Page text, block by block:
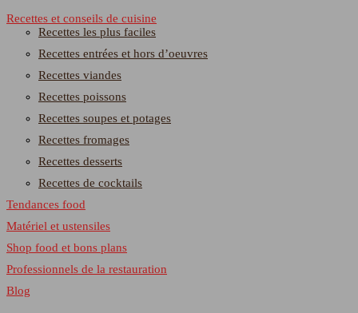
Recettes et conseils de cuisine
Recettes les plus faciles
Recettes entrées et hors d’oeuvres
Recettes viandes
Recettes poissons
Recettes soupes et potages
Recettes fromages
Recettes desserts
Recettes de cocktails
Tendances food
Matériel et ustensiles
Shop food et bons plans
Professionnels de la restauration
Blog